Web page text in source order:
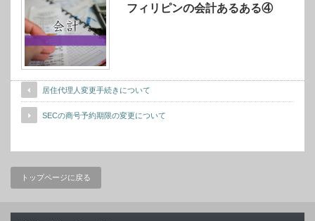
フィリピンの会計あるある④
居住代理人変更手続きについて
SECの商号予約期限の変更について
トップページに戻る